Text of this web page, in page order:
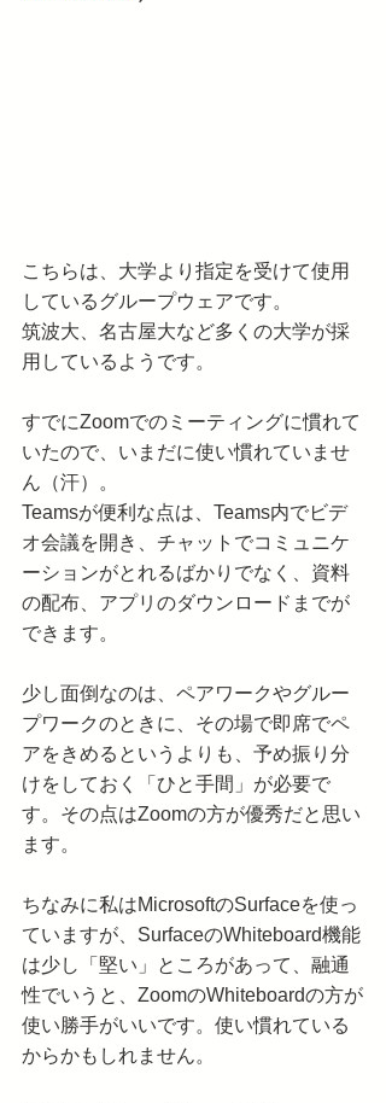
こちらは、大学より指定を受けて使用
しているグループウェアです。
筑波大、名古屋大など多くの大学が採
用しているようです。
すでにZoomでのミーティングに慣れて
いたので、いまだに使い慣れていませ
ん（汗）。
Teamsが便利な点は、Teams内でビデ
オ会議を開き、チャットでコミュニケ
ーションがとれるばかりでなく、資料
の配布、アプリのダウンロードまでが
できます。
少し面倒なのは、ペアワークやグルー
プワークのときに、その場で即席でペ
アをきめるというよりも、予め振り分
けをしておく「ひと手間」が必要で
す。その点はZoomの方が優秀だと思い
ます。
ちなみに私はMicrosoftのSurfaceを使っ
ていますが、SurfaceのWhiteboard機能
は少し「堅い」ところがあって、融通
性でいうと、ZoomのWhiteboardの方が
使い勝手がいいです。使い慣れている
からかもしれません。